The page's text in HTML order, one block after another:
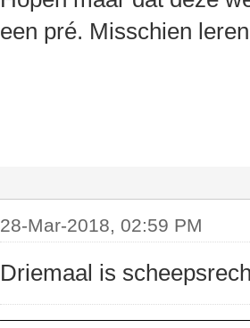
een pré. Misschien
28-Mar-2018, 02:59 PM
Driemaal is